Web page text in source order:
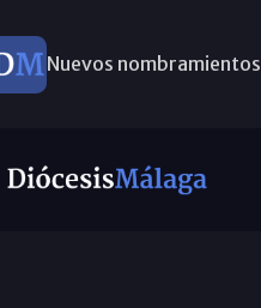
Nuevos nombramientos